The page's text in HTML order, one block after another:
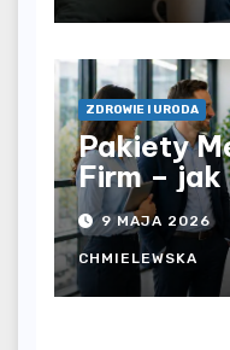
ZDROWIE I URODA
Pakiety
Firm –
opieka
wpływa
9 MAJA 2026
CHMIELEWSKA